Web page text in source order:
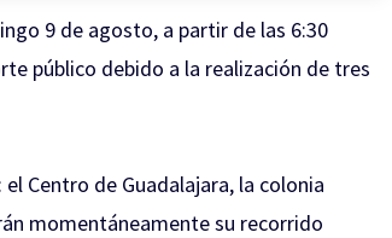
9 de agosto, a partir de las 6:30
público debido a la realización de tres
Centro de Guadalajara, la colonia
momentáneamente su recorrido